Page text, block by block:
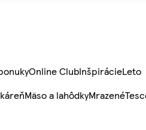
Online ClubInšpirácieLeto
Mäso a lahôdkyMrazené